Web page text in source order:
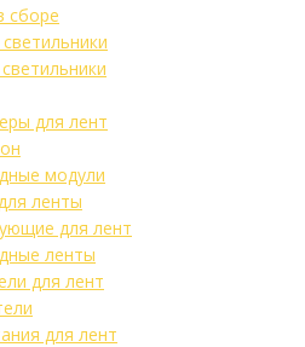
сборе
для лент
модули
ленты
для лент
ленты
для лент
для лент